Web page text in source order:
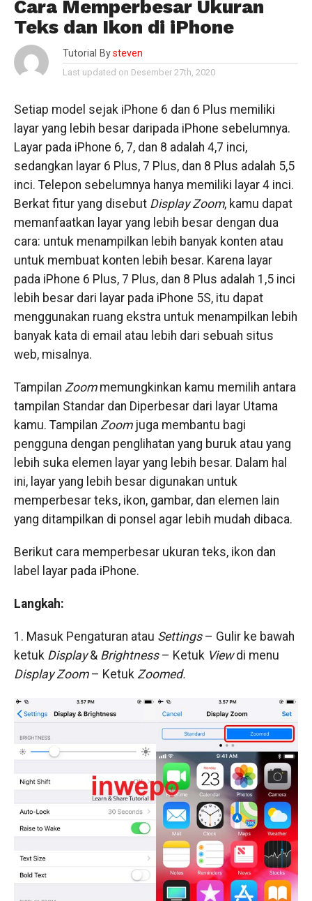
Cara Memperbesar Ukuran
Teks dan Ikon di iPhone
Tutorial By steven
Last updated on Desember 27th, 2020
Setiap model sejak iPhone 6 dan 6 Plus memiliki
layar yang lebih besar daripada iPhone sebelumnya.
Layar pada iPhone 6, 7, dan 8 adalah 4,7 inci,
sedangkan layar 6 Plus, 7 Plus, dan 8 Plus adalah 5,5
inci. Telepon sebelumnya hanya memiliki layar 4 inci.
Berkat fitur yang disebut Display Zoom, kamu dapat
memanfaatkan layar yang lebih besar dengan dua
cara: untuk menampilkan lebih banyak konten atau
untuk membuat konten lebih besar. Karena layar
pada iPhone 6 Plus, 7 Plus, dan 8 Plus adalah 1,5 inci
lebih besar dari layar pada iPhone 5S, itu dapat
menggunakan ruang ekstra untuk menampilkan lebih
banyak kata di email atau lebih dari sebuah situs
web, misalnya.
Tampilan Zoommemungkinkan kamu memilih antara
tampilan Standar dan Diperbesar dari layar Utama
kamu. Tampilan Zoomjuga membantu bagi
pengguna dengan penglihatan yang buruk atau yang
lebih suka elemen layar yang lebih besar. Dalam hal
ini, layar yang lebih besar digunakan untuk
memperbesar teks, ikon, gambar, dan elemen lain
yang ditampilkan di ponsel agar lebih mudah dibaca.
Berikut cara memperbesar ukuran teks, ikon dan
label layar pada iPhone.
Langkah:
1. Masuk Pengaturan atau Settings– Gulir ke bawah
ketuk Display& Brightness– Ketuk Viewdi menu
Display Zoom– Ketuk Zoomed.